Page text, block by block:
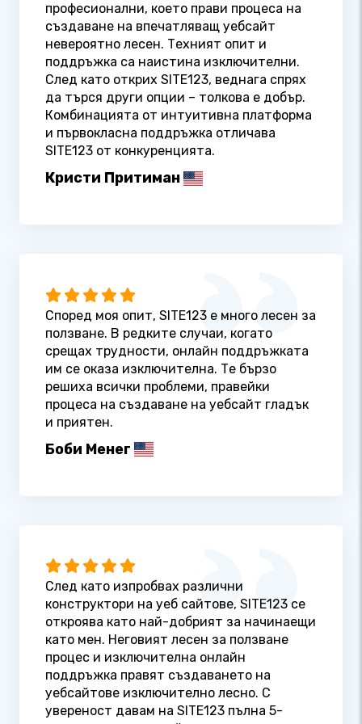
професионални, което прави процеса на
създаване на впечатляващ уебсайт
невероятно лесен. Техният опит и
поддръжка са наистина изключителни.
След като открих SITE123, веднага спрях
да търся други опции – толкова е добър.
Комбинацията от интуитивна платформа
и първокласна поддръжка отличава
SITE123 от конкуренцията.
Кристи Притиман
Според моя опит, SITE123 е много лесен за
ползване. В редките случаи, когато
срещах трудности, онлайн поддръжката
им се оказа изключителна. Те бързо
решиха всички проблеми, правейки
процеса на създаване на уебсайт гладък
и приятен.
Боби Менег
След като изпробвах различни
конструктори на уеб сайтове, SITE123 се
откроява като най-добрият за начинаещи
като мен. Неговият лесен за ползване
процес и изключителна онлайн
поддръжка правят създаването на
уебсайтове изключително лесно. С
увереност давам на SITE123 пълна 5-